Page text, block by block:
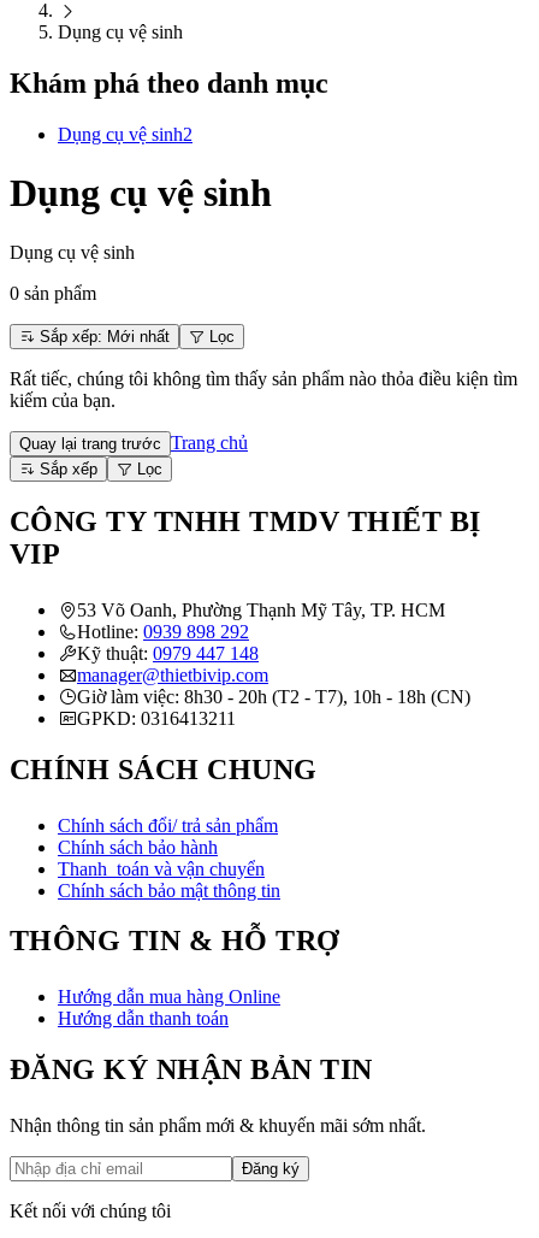
Dụng cụ vệ sinh
Khám phá theo danh mục
Dụng cụ vệ sinh2
Dụng cụ vệ sinh
Dụng cụ vệ sinh
0 sản phẩm
Sắp xếp: Mới nhất Lọc
Rất tiếc, chúng tôi không tìm thấy sản phẩm nào thỏa điều kiện tìm
kiếm của bạn.
Quay lại trang trước Trang chủ
Sắp xếp Lọc
CÔNG TY TNHH TMDV THIẾT BỊ
VIP
53 Võ Oanh, Phường Thạnh Mỹ Tây, TP. HCM
Hotline: 0939 898 292
Kỹ thuật: 0979 447 148
manager@thietbivip.com
Giờ làm việc: 8h30 - 20h (T2 - T7), 10h - 18h (CN)
GPKD: 0316413211
CHÍNH SÁCH CHUNG
Chính sách đổi/ trả sản phẩm
Chính sách bảo hành
Thanh toán và vận chuyển
Chính sách bảo mật thông tin
THÔNG TIN & HỖ TRỢ
Hướng dẫn mua hàng Online
Hướng dẫn thanh toán
ĐĂNG KÝ NHẬN BẢN TIN
Nhận thông tin sản phẩm mới & khuyến mãi sớm nhất.
Đăng ký
Kết nối với chúng tôi